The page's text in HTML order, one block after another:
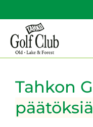
Tahkon
päätöksiä